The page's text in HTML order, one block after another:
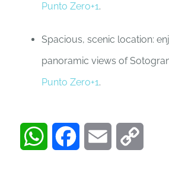
Punto Zero+1.
Spacious, scenic location:
panoramic views of
Punto Zero+1.
WhatsAppFacebookEmail